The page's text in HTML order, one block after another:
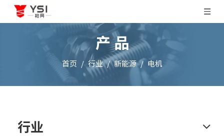
产 品
首页 / 行业 / 新能源 / 电机
行业